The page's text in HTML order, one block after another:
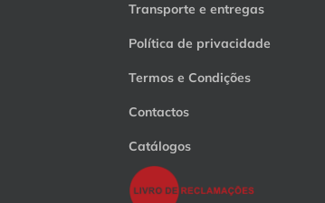
Transporte e entregas
Política de privacidade
Termos e Condições
Contactos
Catálogos